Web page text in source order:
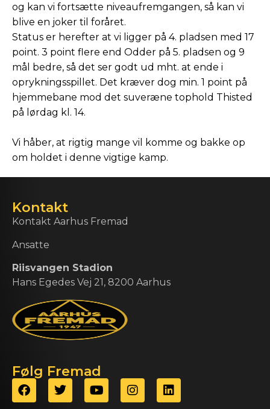
og kan vi fortsætte niveaufremgangen, så kan vi
blive en joker til foråret.
Status er herefter at vi ligger på 4. pladsen med 17
point. 3 point flere end Odder på 5. pladsen og 9
mål bedre, så det ser godt ud mht. at ende i
oprykningsspillet. Det kræver dog min. 1 point på
hjemmebane mod det suveræne tophold Thisted
på lørdag kl. 14.
Vi håber, at rigtig mange vil komme og bakke op
om holdet i denne vigtige kamp.
Kontakt
Kontakt Aarhus Fremad
Ansatte
Riisvangen Stadion
Hans Egedes Vej 21, 8200 Aarhus
Følg Fremad